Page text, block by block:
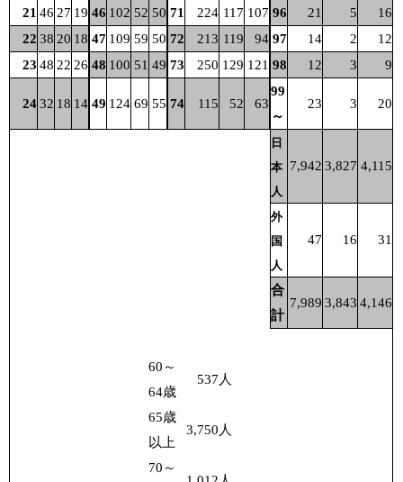
21 46 27 19 46 102 52 50 71 224 117 107 96 21 5
16
22 38 20 18 47 109 59 50 72 213 119 94 97 14 2
12
23 48 22 26 48 100 51 49 73 250 129 121 98 12 3 9
2432 18 14 49 124 69 55 74 115 52 63
99
～
23 3 20
日
本
人
7,942 3,827 4,115
外
国
人
47 16 31
合
計
7,989 3,843 4,146
60～
64歳
537 人
65歳
以上
3,750 人
70～